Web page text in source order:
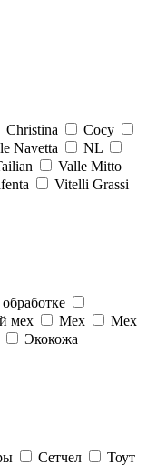
Christina
Cocy
Navetta
NL
Valle Mitto
Vitelli Grassi
мех Мех
Мех
Экокожа
Сетчел Тоут